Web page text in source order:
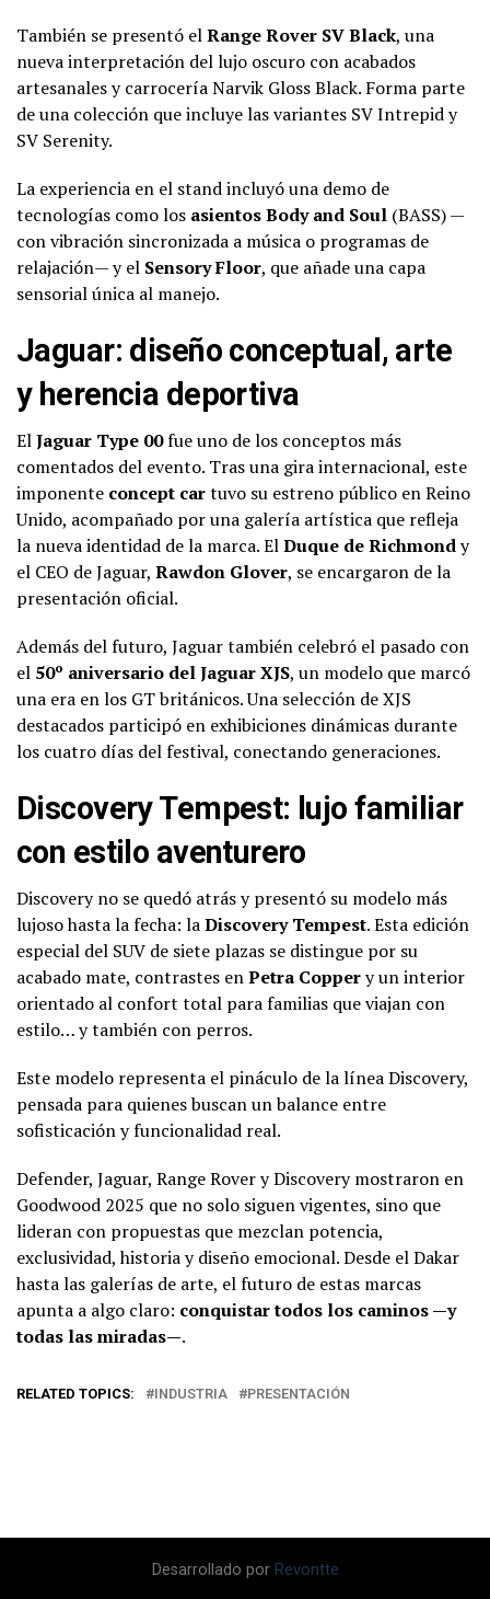
También se presentó elRange Rover SV Black, una
nueva interpretación del lujo oscuro con acabados
artesanales y carrocería Narvik Gloss Black. Forma parte
de una colección que incluye las variantes SV Intrepid y
SV Serenity.
La experiencia en el stand incluyó una demo de
tecnologías como los asientos Body and Soul (BASS) —
con vibración sincronizada a música o programas de
relajación— y el Sensory Floor, que añade una capa
sensorial única al manejo.
Jaguar: diseño conceptual, arte
y herencia deportiva
ElJaguar Type 00fue uno de los conceptos más
comentados del evento. Tras una gira internacional, este
imponente concept cartuvo su estreno público en Reino
Unido, acompañado por una galería artística que refleja
la nueva identidad de la marca. ElDuque de Richmondy
el CEO de Jaguar, Rawdon Glover, se encargaron de la
presentación oficial.
Además del futuro, Jaguar también celebró el pasado con
el 50º aniversario del Jaguar XJS, un modelo que marcó
una era en los GT británicos. Una selección de XJS
destacados participó en exhibiciones dinámicas durante
los cuatro días del festival, conectando generaciones.
Discovery Tempest: lujo familiar
con estilo aventurero
Discovery no se quedó atrás y presentó su modelo más
lujoso hasta la fecha: laDiscovery Tempest. Esta edición
especial del SUV de siete plazas se distingue por su
acabado mate, contrastes enPetra Coppery un interior
orientado al confort total para familias que viajan con
estilo… y también con perros.
Este modelo representa el pináculo de la línea Discovery,
pensada para quienes buscan un balance entre
sofisticación y funcionalidad real.
Defender, Jaguar, Range Rover y Discovery mostraron en
Goodwood 2025 que no solo siguen vigentes, sino que
lideran con propuestas que mezclan potencia,
exclusividad, historia y diseño emocional. Desde el Dakar
hasta las galerías de arte, el futuro de estas marcas
apunta a algo claro: conquistar todos los caminos —y
todas las miradas—.
RELATED TOPICS: INDUSTRIA PRESENTACIÓN
Desarrollado por Revontte